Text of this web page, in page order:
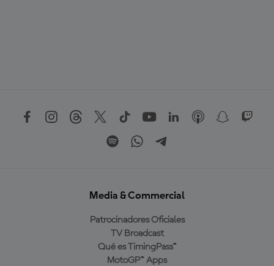
Media & Commercial
Patrocinadores Oficiales
TV Broadcast
Qué es TimingPass™
MotoGP™ Apps